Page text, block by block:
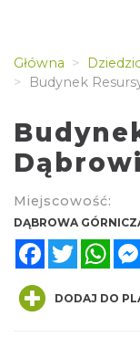
Główna
Budynek
Miejscowość:
DĄBROWA
FacebookTwitter
DODAJ DO